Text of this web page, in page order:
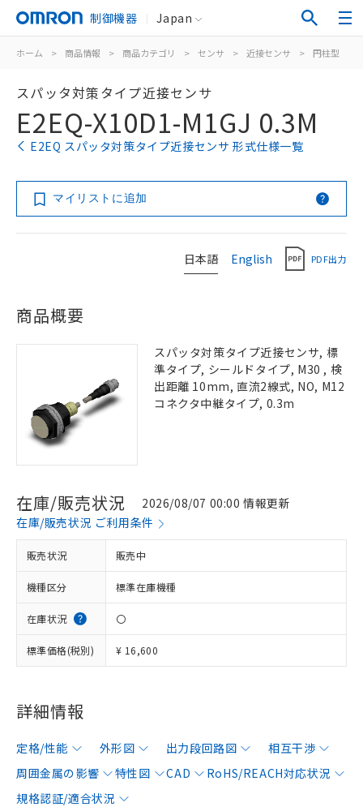
制御機器 Japan
ホーム > 商品情報 > 商品カテゴリ > センサ > 近接センサ > 円柱型
スパッタ対策タイプ近接センサ
E2EQ-X10D1-M1GJ 0.3M
E2EQ スパッタ対策タイプ近接センサ 形式仕様一覧
マイリストに追加
日本語 English PDF出力
商品概要
スパッタ対策タイプ近接センサ, 標
準タイプ, シールドタイプ, M30 , 検
出距離 10mm, 直流2線式, NO, M12
コネクタ中継タイプ, 0.3m
在庫/販売状況
2026/08/07 00:00 情報更新
在庫/販売状況 ご利用条件
販売状況 販売中
機種区分 標準在庫機種
在庫状況 〇
標準価格(税別) ¥ 16,600
詳細情報
定格/性能 外形図 出力段回路図
相互干渉
周囲金属の影響
特性図 CAD
RoHS/REACH対応状況
規格認証/適合状況